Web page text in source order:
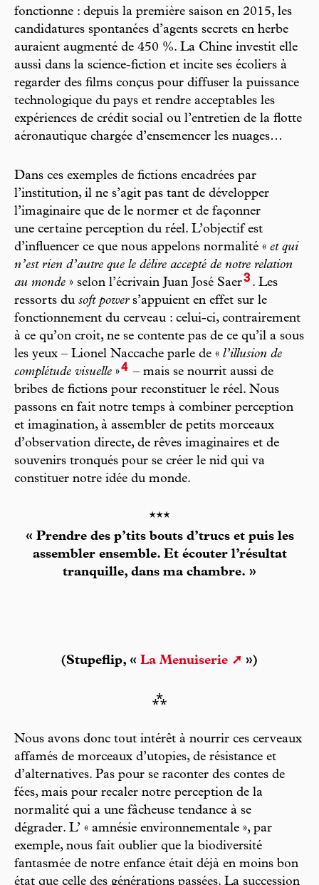
fonctionne : depuis la première saison en 2015, les
candidatures spontanées d’agents secrets en herbe
auraient augmenté de 450 %. La Chine investit elle
aussi dans la science-fiction et incite ses écoliers à
regarder des films conçus pour diffuser la puissance
technologique du pays et rendre acceptables les
expériences de crédit social ou l’entretien de la flotte
aéronautique chargée d’ensemencer les nuages…
Dans ces exemples de fictions encadrées par
l’institution, il ne s’agit pas tant de développer
l’imaginaire que de le normer et de façonner
une certaine perception du réel. L’objectif est
d’influencer ce que nous appelons normalité « et qui
n’est rien d’autre que le délire accepté de notre relation
au monde » selon l’écrivain Juan José Saer3 . Les
ressorts du soft powers’appuient en effet sur le
fonctionnement du cerveau : celui-ci, contrairement
à ce qu’on croit, ne se contente pas de ce qu’il a sous
les yeux – Lionel Naccache parle de « l’illusion de
complétude visuelle »4 – mais se nourrit aussi de
bribes de fictions pour reconstituer le réel. Nous
passons en fait notre temps à combiner perception
et imagination, à assembler de petits morceaux
d’observation directe, de rêves imaginaires et de
souvenirs tronqués pour se créer le nid qui va
constituer notre idée du monde.
***
« Prendre des p’tits bouts d’trucs et puis les
assembler ensemble. Et écouter l’résultat
tranquille, dans ma chambre. »
(Stupeflip, « La Menuiserie »)
⁂
Nous avons donc tout intérêt à nourrir ces cerveaux
affamés de morceaux d’utopies, de résistance et
d’alternatives. Pas pour se raconter des contes de
fées, mais pour recaler notre perception de la
normalité qui a une fâcheuse tendance à se
dégrader. L’ « amnésie environnementale », par
exemple, nous fait oublier que la biodiversité
fantasmée de notre enfance était déjà en moins bon
état que celle des générations passées. La succession